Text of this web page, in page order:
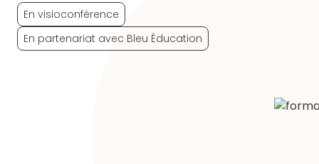
En visioconférence
En partenariat avec Bleu Éducation